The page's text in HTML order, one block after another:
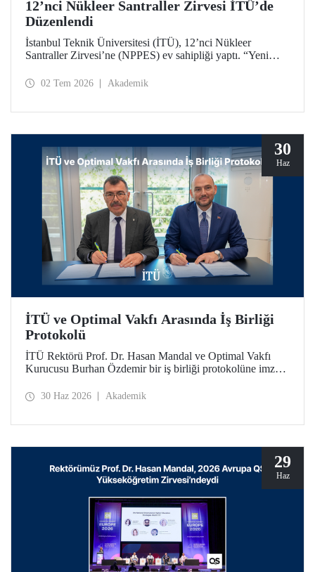
12’nci Nükleer Santraller Zirvesi İTÜ’de
Düzenlendi
İstanbul Teknik Üniversitesi (İTÜ), 12’nci Nükleer
Santraller Zirvesi’ne (NPPES) ev sahipliği yaptı. “Yeni
Hedeflerini Güçlendirmek” temalı zirvede yeni nükleer
02 Tem 2026 Akademik
30
Haz
İTÜ ve Optimal Vakfı Arasında İş Birliği
Protokolü
İTÜ Rektörü Prof. Dr. Hasan Mandal ve Optimal Vakfı
Kurucusu Burhan Özdemir bir iş birliği protokolüne imza
odaklı eğitimlerle katkı sağlanması amaçlanıyor.
30 Haz 2026 Akademik
29
Haz